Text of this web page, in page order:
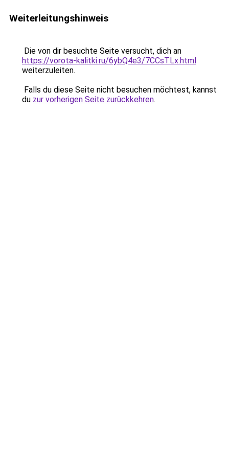
Weiterleitungshinweis
Die von dir besuchte Seite versucht, dich an
https://vorota-kalitki.ru/6ybQ4e3/7CCsTLx.html
weiterzuleiten.
Falls du diese Seite nicht besuchen möchtest, kannst
du zur vorherigen Seite zurückkehren.